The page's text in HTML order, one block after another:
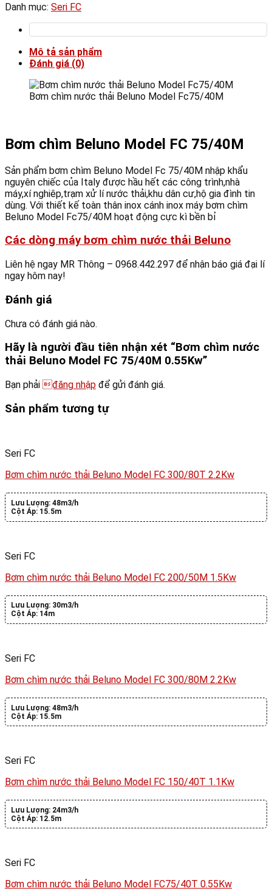
Danh mục: Seri FC
Mô tả sản phẩm
Đánh giá (0)
Bơm chìm nước thải Beluno Model Fc75/40M
Bơm chìm Beluno Model FC 75/40M
Sản phẩm bơm chìm Beluno Model Fc 75/40M nhập khẩu
nguyên chiếc của Italy được hầu hết các công trình,nhà
máy,xí nghiêp,trạm xử lí nước thải,khu dân cư,hộ gia đình tin
dùng. Với thiết kế toàn thân inox cánh inox máy bơm chìm
Beluno Model Fc75/40M hoạt động cực kì bền bỉ
Các dòng máy bơm chìm nước thải Beluno
Liên hệ ngay MR Thông – 0968.442.297 để nhận báo giá đại lí
ngay hôm nay!
Đánh giá
Chưa có đánh giá nào.
Hãy là người đầu tiên nhận xét “Bơm chìm nước
thải Beluno Model FC 75/40M 0.55Kw”
Bạn phải đăng nhập để gửi đánh giá.
Sản phẩm tương tự
Seri FC
Bơm chìm nước thải Beluno Model FC 300/80T 2.2Kw
Lưu Lượng: 48m3/h
Cột Áp: 15.5m
Seri FC
Bơm chìm nước thải Beluno Model FC 200/50M 1.5Kw
Lưu Lượng: 30m3/h
Cột Áp: 14m
Seri FC
Bơm chìm nước thải Beluno Model FC 300/80M 2.2Kw
Lưu Lượng: 48m3/h
Cột Áp: 15.5m
Seri FC
Bơm chìm nước thải Beluno Model FC 150/40T 1.1Kw
Lưu Lượng: 24m3/h
Cột Áp: 12.5m
Seri FC
Bơm chìm nước thải Beluno Model FC75/40T 0.55Kw